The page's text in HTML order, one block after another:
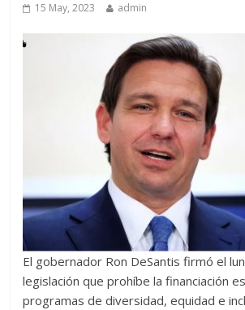
15 May, 2023 admin
El gobernador Ron DeSantis firmó el
legislación que prohíbe la financiación
programas de diversidad, equidad e